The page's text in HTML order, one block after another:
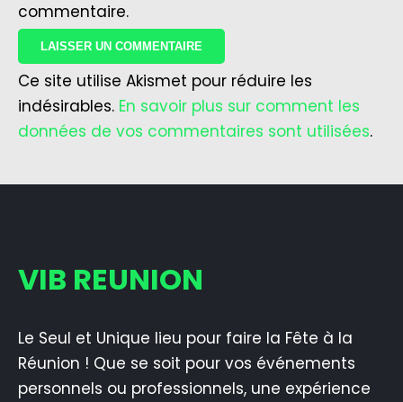
commentaire.
Ce site utilise Akismet pour réduire les
indésirables. En savoir plus sur comment les
données de vos commentaires sont utilisées.
VIB REUNION
Le Seul et Unique lieu pour faire la Fête à la
Réunion ! Que se soit pour vos événements
personnels ou professionnels, une expérience